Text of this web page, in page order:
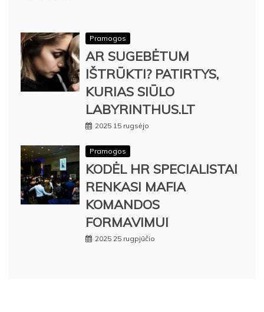
Pramogos
AR SUGEBĖTUM
IŠTRŪKTI? PATIRTYS,
KURIAS SIŪLO
LABYRINTHUS.LT
2025 15 rugsėjo
Pramogos
KODĖL HR SPECIALISTAI
RENKASI MAFIA
KOMANDOS
FORMAVIMUI
2025 25 rugpjūčio